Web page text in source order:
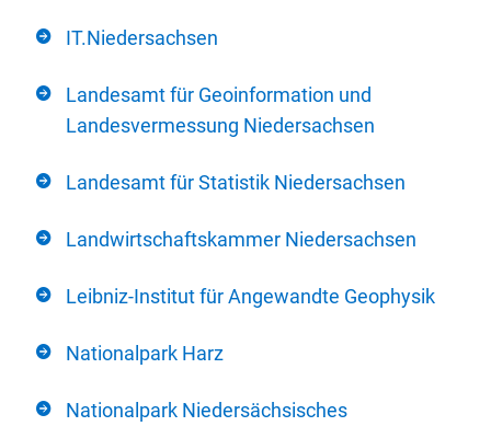
IT.Niedersachsen
Landesamt für Geoinformation und
Landesvermessung Niedersachsen
Landesamt für Statistik Niedersachsen
Landwirtschaftskammer Niedersachsen
Leibniz-Institut für Angewandte Geophysik
Nationalpark Harz
Nationalpark Niedersächsisches